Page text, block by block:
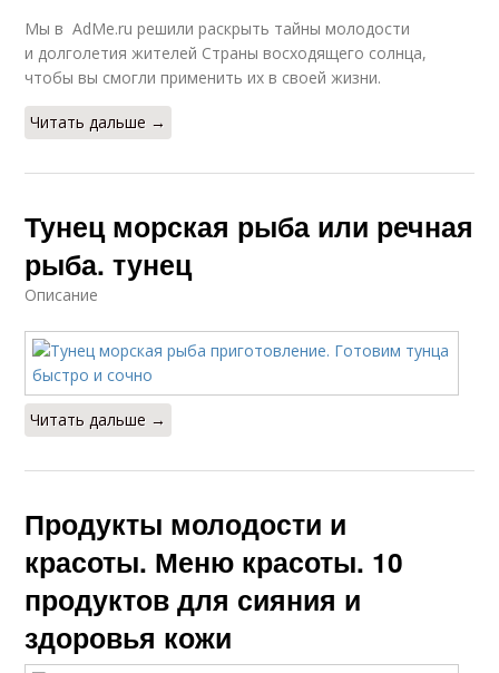
Мы в AdMe.ru решили раскрыть тайны молодости
и долголетия жителей Страны восходящего солнца,
чтобы вы смогли применить их в своей жизни.
Читать дальше →
Тунец морская рыба или речная
рыба. тунец
Описание
Читать дальше →
Продукты молодости и
красоты. Меню красоты. 10
продуктов для сияния и
здоровья кожи